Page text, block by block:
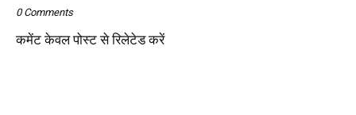
0 Comments
कमेंट केवल पोस्ट से रिलेटेड करें